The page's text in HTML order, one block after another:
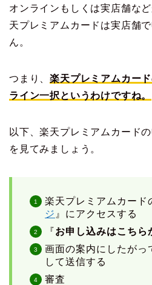
オンラインもしくは実店舗な
天プレミアムカードは実店舗
ん。
つまり、楽天プレミアムカー
ライン一択というわけですね。
以下、楽天プレミアムカード
を見てみましょう。
楽天プレミアムカード
ジ 』にアクセスする
『お申し込みはこちら
画面の案内にしたがっ
して送信する
審査